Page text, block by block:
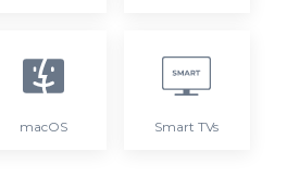
macOS Smart TVs